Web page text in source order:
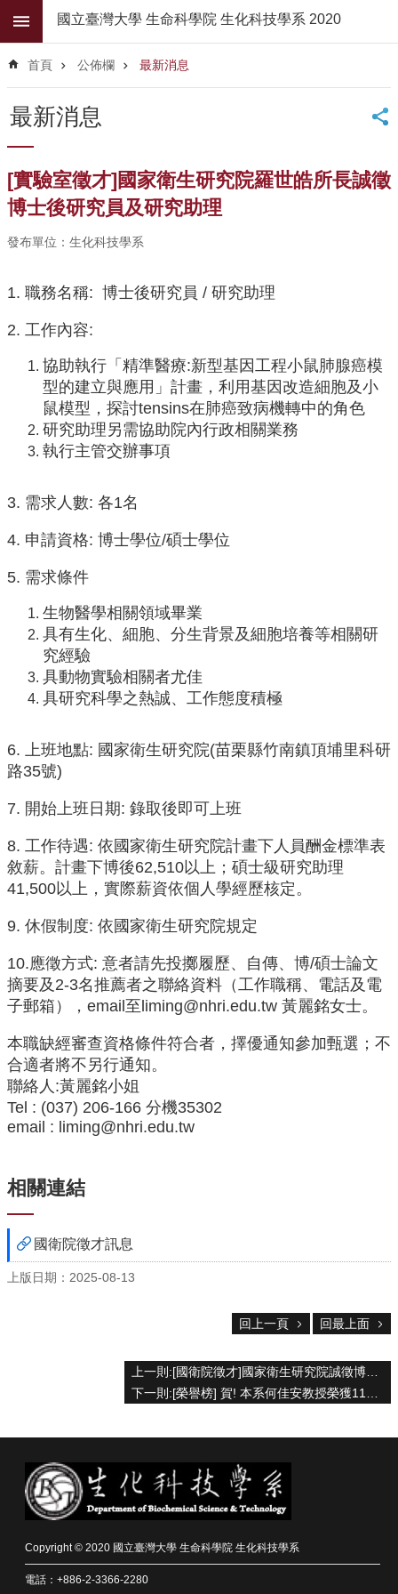
跳到主要內容區塊
階
尋
公
佈
欄
學
系
簡
系
師
專
區
學
博
常
用
源
下
載
中
款
專
區
首
頁
臺
大
首
科
院
頁
網
公
佈
欄
系
簡
國立臺灣大學 生命科學院 生化科技學系 2020
首頁 公佈欄 最新消息
最新消息
[實驗室徵才]國家衛生研究院羅世皓所長誠徵
博士後研究員及研究助理
發布單位：生化科技學系
1. 職務名稱: 博士後研究員 / 研究助理
2. 工作內容:
協助執行「精準醫療:新型基因工程小鼠肺腺癌模
型的建立與應用」計畫，利用基因改造細胞及小
鼠模型，探討tensins在肺癌致病機轉中的角色
研究助理另需協助院內行政相關業務
執行主管交辦事項
3. 需求人數: 各1名
4. 申請資格: 博士學位/碩士學位
5. 需求條件
生物醫學相關領域畢業
具有生化、細胞、分生背景及細胞培養等相關研
究經驗
具動物實驗相關者尤佳
具研究科學之熱誠、工作態度積極
6. 上班地點: 國家衛生研究院(苗栗縣竹南鎮頂埔里科研
路35號)
7. 開始上班日期: 錄取後即可上班
8. 工作待遇: 依國家衛生研究院計畫下人員酬金標準表
敘薪。計畫下博後62,510以上；碩士級研究助理
41,500以上，實際薪資依個人學經歷核定。
9. 休假制度: 依國家衛生研究院規定
10.應徵方式: 意者請先投擲履歷、自傳、博/碩士論文
摘要及2-3名推薦者之聯絡資料（工作職稱、電話及電
子郵箱），email至liming@nhri.edu.tw 黃麗銘女士。
本職缺經審查資格條件符合者，擇優通知參加甄選；不
合適者將不另行通知。
聯絡人:黃麗銘小姐
Tel : (037) 206-166 分機35302
email : liming@nhri.edu.tw
相關連結
國衛院徵才訊息
上版日期：2025-08-13
回上一頁 回最上面
上一則:[國衛院徵才]國家衛生研究院誠徵博士後研究員 及 助研究員(含)以上研究人員
下一則:[榮譽榜] 賀! 本系何佳安教授榮獲114學年度特聘教授殊榮
Copyright © 2020 國立臺灣大學 生命科學院 生化科技學系
電話：+886-2-3366-2280